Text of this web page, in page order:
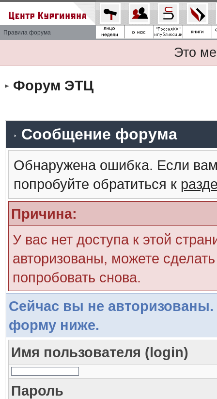
Правила форума
Это
Форум ЭТЦ
Сообщение форума
Обнаружена ошибка. Если
попробуйте обратиться к
Причина:
У вас нет доступа к этой
авторизованы, можете
попробовать снова.
Сейчас вы не авторизованы.
форму ниже.
Имя пользователя (login)
Пароль